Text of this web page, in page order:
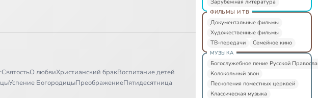
СвятостьО любвиХристианский бракВоспитание детей
Успение БогородицыПреображениеПятидесятница
Зарубежная литература
ФИЛЬМЫ И ТВ
Документальные фильмы
Художественные фильмы
ТВ-передачи
Семейное кино
МУЗЫКА
Богослужебное пение Русской
Колокольный звон
Песнопения поместных церквей
Классическая музыка